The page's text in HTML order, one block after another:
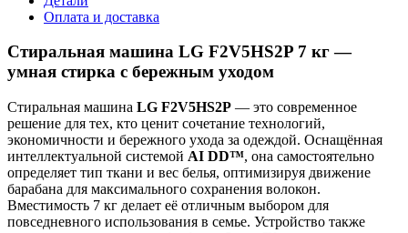
Оплата и доставка
Стиральная машина LG F2V5HS2P 7 кг —
умная стирка с бережным уходом
Стиральная машина LG F2V5HS2P — это современное
решение для тех, кто ценит сочетание технологий,
экономичности и бережного ухода за одеждой. Оснащённая
интеллектуальной системой AI DD™, она самостоятельно
определяет тип ткани и вес белья, оптимизируя движение
барабана для максимального сохранения волокон.
Вместимость 7 кг делает её отличным выбором для
повседневного использования в семье. Устройство также